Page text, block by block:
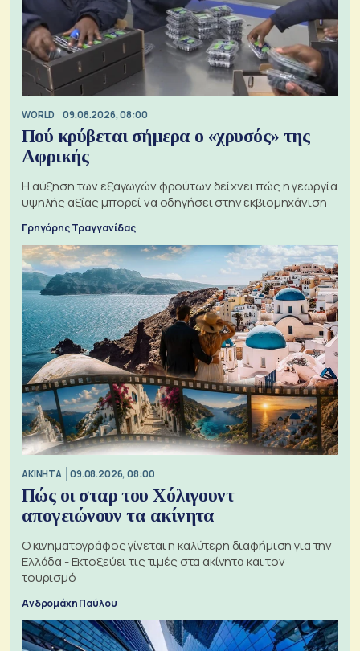
WORLD 09.08.2026, 08:00
Πού κρύβεται σήμερα ο «χρυσός» της
Αφρικής
Η αύξηση των εξαγωγών φρούτων δείχνει πώς η γεωργία
υψηλής αξίας μπορεί να οδηγήσει στην εκβιομηχάνιση
Γρηγόρης Τραγγανίδας
ΑΚΙΝΗΤΑ 09.08.2026, 08:00
Πώς οι σταρ του Χόλιγουντ
απογειώνουν τα ακίνητα
Ο κινηματογράφος γίνεται η καλύτερη διαφήμιση για την
Ελλάδα - Εκτοξεύει τις τιμές στα ακίνητα και τον
τουρισμό
Ανδρομάχη Παύλου